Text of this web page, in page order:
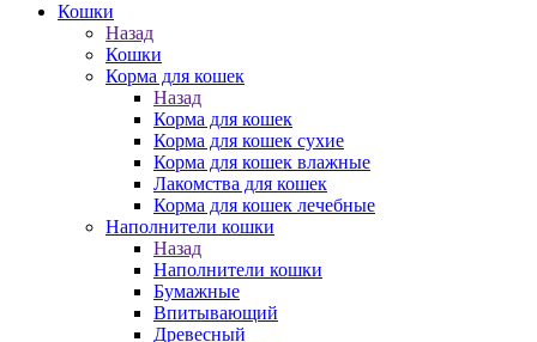
Кошки
Назад
Кошки
Корма для кошек
Назад
Корма для кошек
Корма для кошек сухие
Корма для кошек влажные
Лакомства для кошек
Корма для кошек лечебные
Наполнители кошки
Назад
Наполнители кошки
Бумажные
Впитывающий
Древесный